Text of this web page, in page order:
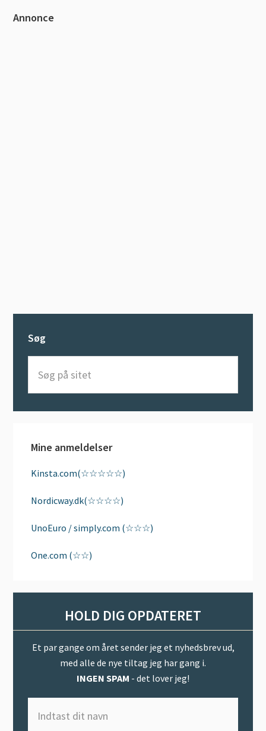
Primær
Annonce
Søg
sitet
Mine anmeldelser
Kinsta.com(☆☆☆☆☆)
Nordicway.dk(☆☆☆☆)
UnoEuro / simply.com (☆☆☆)
One.com (☆☆)
HOLD DIG OPDATERET
Et par gange om året sender jeg et nyhedsbrev ud,
med alle de nye tiltag jeg har gang i.
INGEN SPAM - det lover jeg!